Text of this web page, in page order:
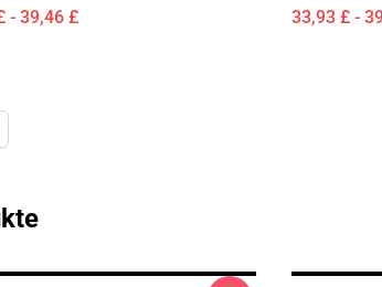
- 39,46 £ 33,93 £ -